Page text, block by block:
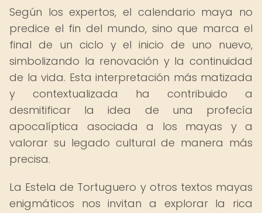
Según los expertos, el calendario maya no
predice el fin del mundo, sino que marca el
final de un ciclo y el inicio de uno nuevo,
simbolizando la renovación y la continuidad
de la vida. Esta interpretación más matizada
y contextualizada ha contribuido a
desmitificar la idea de una profecía
apocalíptica asociada a los mayas y a
valorar su legado cultural de manera más
precisa.
La Estela de Tortuguero y otros textos mayas
enigmáticos nos invitan a explorar la rica